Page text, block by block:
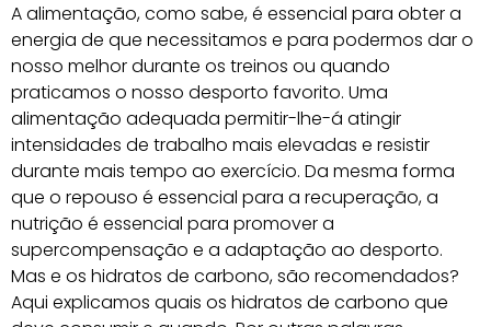
A alimentação, como sabe, é essencial para obter a
energia de que necessitamos e para podermos dar o
nosso melhor durante os treinos ou quando
praticamos o nosso desporto favorito. Uma
alimentação adequada permitir-lhe-á atingir
intensidades de trabalho mais elevadas e resistir
durante mais tempo ao exercício. Da mesma forma
que o repouso é essencial para a recuperação, a
nutrição é essencial para promover a
supercompensação e a adaptação ao desporto.
Mas e os hidratos de carbono, são recomendados?
Aqui explicamos quais os hidratos de carbono que